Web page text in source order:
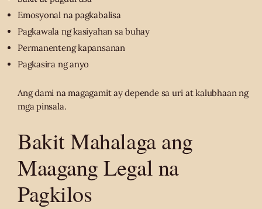
Emosyonal na pagkabalisa
Pagkawala ng kasiyahan sa buhay
Permanenteng kapansanan
Pagkasira ng anyo
Ang dami na magagamit ay depende sa uri at kalubhaan ng
mga pinsala.
Bakit Mahalaga ang
Maagang Legal na
Pagkilos